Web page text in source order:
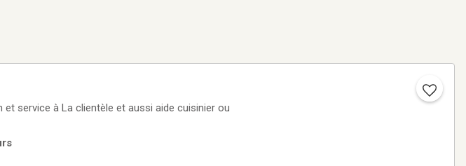
service à La clientèle et aussi aide cuisinier ou